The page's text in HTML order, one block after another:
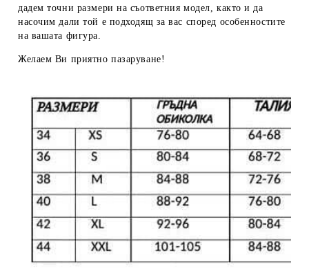
дадемточни размери на съответния модел, както и да
насочим дали той е подходящ за вас според особенностите
на вашата фигура.
Желаем Ви приятно пазаруване!